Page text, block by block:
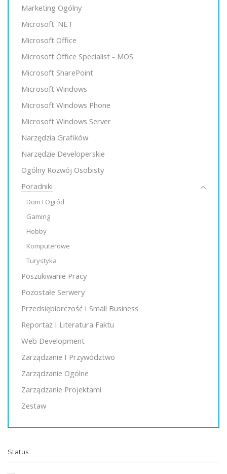
Marketing Ogólny
Microsoft .NET
Microsoft Office
Microsoft Office Specialist - MOS
Microsoft SharePoint
Microsoft Windows
Microsoft Windows Phone
Microsoft Windows Server
Narzędzia Grafików
Narzędzie Developerskie
Ogólny Rozwój Osobisty
Poradniki
Dom I Ogród
Gaming
Hobby
Komputerowe
Turystyka
Poszukiwanie Pracy
Pozostałe Serwery
Przedsiębiorczość I Small Business
Reportaż I Literatura Faktu
Web Development
Zarządzanie I Przywództwo
Zarządzanie Ogólne
Zarządzanie Projektami
Zestaw
Status